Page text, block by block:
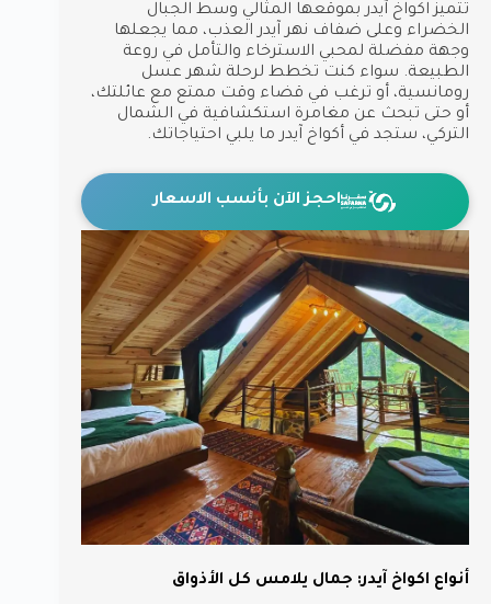
تتميز اكواخ آيدر بموقعها المثالي وسط الجبال
الخضراء وعلى ضفاف نهر آيدر العذب، مما يجعلها
وجهة مفضلة لمحبي الاسترخاء والتأمل في روعة
الطبيعة. سواء كنت تخطط لرحلة شهر عسل
رومانسية، أو ترغب في قضاء وقت ممتع مع عائلتك،
أو حتى تبحث عن مغامرة استكشافية في الشمال
التركي، ستجد في أكواخ آيدر ما يلبي احتياجاتك.
احجز الآن بأنسب الاسعار
أنواع اكواخ آيدر: جمال يلامس كل الأذواق